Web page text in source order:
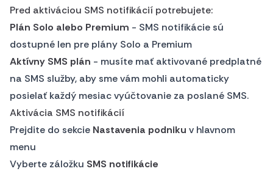
Pred aktiváciou SMS notifikácií potrebujete:
Plán Solo alebo Premium - SMS notifikácie sú
dostupné len pre plány Solo a Premium
Aktívny SMS plán - musíte mať aktivované predplatné
na SMS služby, aby sme vám mohli automaticky
posielať každý mesiac vyúčtovanie za poslané SMS.
Aktivácia SMS notifikácií
Prejdite do sekcie Nastavenia podniku v hlavnom
menu
Vyberte záložku SMS notifikácie